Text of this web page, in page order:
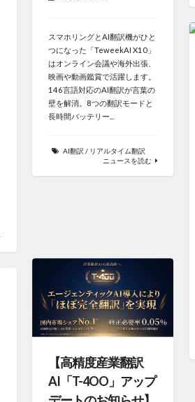
スマホリングとAI翻訳機がひと
つになった「TeweekAI X10」
はオンライン会議や海外出張、
映画や動画鑑賞で活躍します。
146言語対応のAI翻訳が言葉の
壁を解消。8つの翻訳モードと
長時間バッテリー...
AI翻訳 / リアルタイム翻訳
ニュースを読む
【高精度産業翻訳
AI「T-4OO」アップ